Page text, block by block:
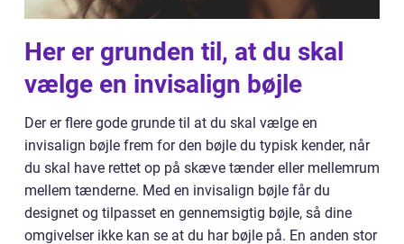
Her er grunden til, at du skal
vælge en invisalign bøjle
Der er flere gode grunde til at du skal vælge en
invisalign bøjle frem for den bøjle du typisk kender, når
du skal have rettet op på skæve tænder eller mellemrum
mellem tænderne. Med en invisalign bøjle får du
designet og tilpasset en gennemsigtig bøjle, så dine
omgivelser ikke kan se at du har bøjle på. En anden stor